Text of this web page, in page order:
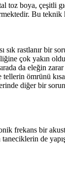
boya, çeşitli
Bu
rastlanır bir
çok yakın
da eleğin
ömrünü
diğer bir
frekans bir
de